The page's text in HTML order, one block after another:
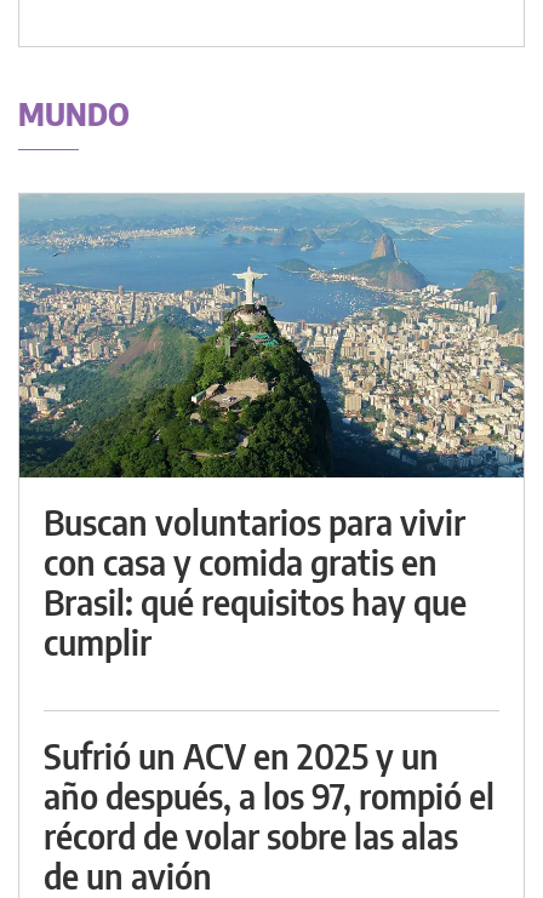
MUNDO
Buscan voluntarios para vivir
con casa y comida gratis en
Brasil: qué requisitos hay que
cumplir
Sufrió un ACV en 2025 y un
año después, a los 97, rompió el
récord de volar sobre las alas
de un avión